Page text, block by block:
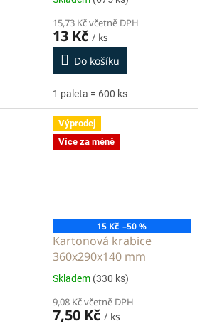
15,73 Kč včetně DPH
13 Kč / ks
Do košíku
1 paleta = 600 ks
Výprodej
Více za méně
15 Kč –50 %
Kartonová krabice
360x290x140 mm
Skladem (330 ks)
9,08 Kč včetně DPH
7,50 Kč / ks